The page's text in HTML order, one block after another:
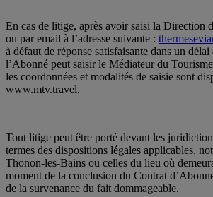
En cas de litige, après avoir saisi la Direction
ou par email à l’adresse suivante :
à défaut de réponse satisfaisante dans un
l’Abonné peut saisir le Médiateur du
les coordonnées et modalités de saisie sont
www.mtv.travel.
Tout litige peut être porté devant les
termes des dispositions légales applicables,
Thonon-les-Bains ou celles du lieu où
moment de la conclusion du Contrat
de la survenance du fait dommageable.